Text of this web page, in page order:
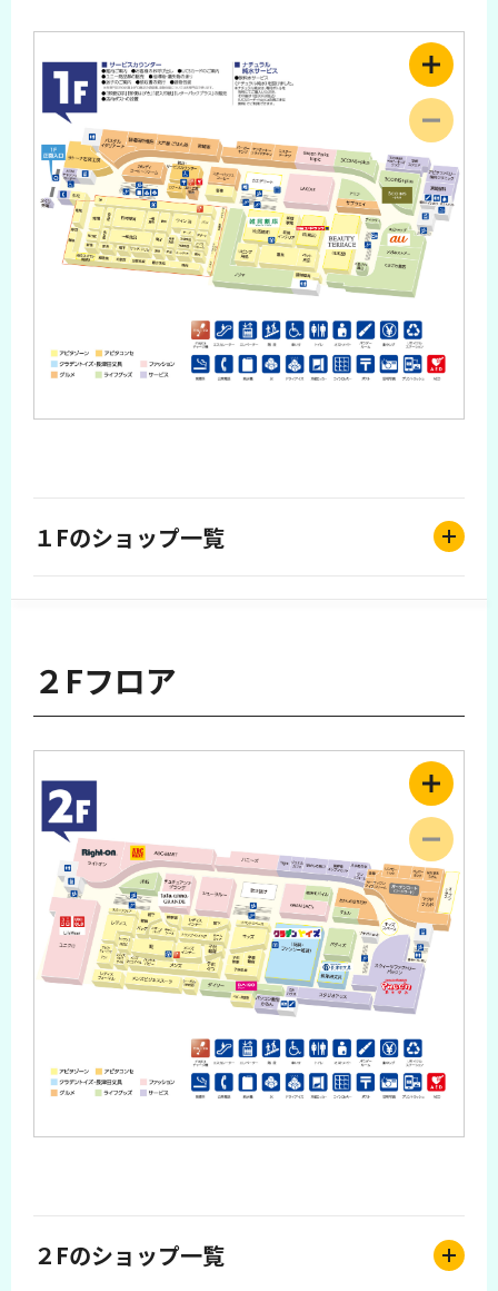
１Fのショップ一覧
２Fフロア
２Fのショップ一覧